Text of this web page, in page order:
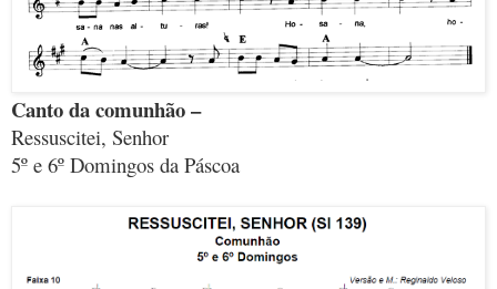
Canto da comunhão –
Ressuscitei, Senhor
5º e 6º Domingos da Páscoa